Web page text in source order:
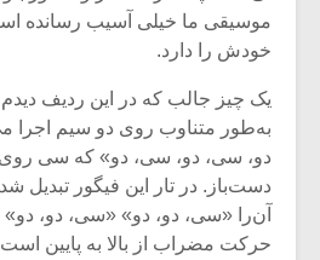
موسیقی ما خیلی آسیب رسانده
خودش را دارد.
یک چیز جالب که در این ردیف
به‌طور متناوب روی دو سیم اجرا
دو، سی، دو، سی، دو» که سی
دست‌باز. در تار این فیگور تبدیل
آن‌را «سی، دو، دو» «سی،‌ دو، دو»
حرکت مضراب از بالا به پایین